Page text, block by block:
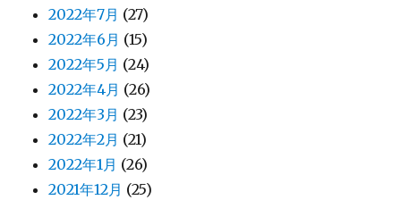
2022年7月 (27)
2022年6月 (15)
2022年5月 (24)
2022年4月 (26)
2022年3月 (23)
2022年2月 (21)
2022年1月 (26)
2021年12月 (25)